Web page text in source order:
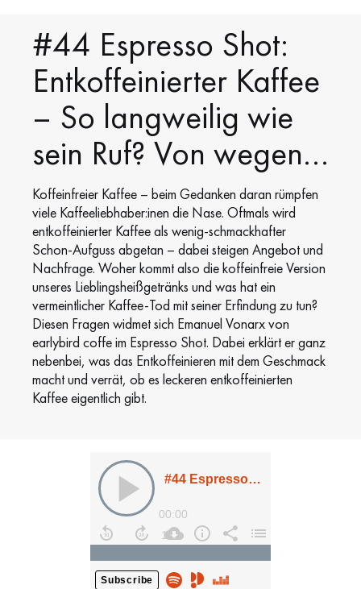
#44 Espresso Shot:
Entkoffeinierter Kaffee
– So langweilig wie
sein Ruf? Von wegen…
Koffeinfreier Kaffee – beim Gedanken daran rümpfen
viele Kaffeeliebhaber:inen die Nase. Oftmals wird
entkoffeinierter Kaffee als wenig-schmackhafter
Schon-Aufguss abgetan – dabei steigen Angebot und
Nachfrage. Woher kommt also die koffeinfreie Version
unseres Lieblingsheißgetränks und was hat ein
vermeintlicher Kaffee-Tod mit seiner Erfindung zu tun?
Diesen Fragen widmet sich Emanuel Vonarx von
earlybird coffe im Espresso Shot. Dabei erklärt er ganz
nebenbei, was das Entkoffeinieren mit dem Geschmack
macht und verrät, ob es leckeren entkoffeinierten
Kaffee eigentlich gibt.